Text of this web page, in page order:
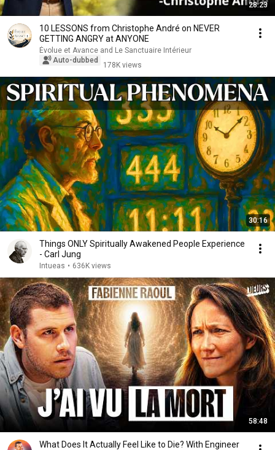
28:23
10 LESSONS from Christophe André on NEVER
GETTING ANGRY at ANYONE
Évolue et Avance and Le Sanctuaire Intérieur
Auto-dubbed
178K views
30:16
Things ONLY Spiritually Awakened People Experience
- Carl Jung
Intueas • 636K views
58:48
What Does It Actually Feel Like to Die? With Engineer